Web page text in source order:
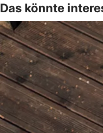
Das könnte